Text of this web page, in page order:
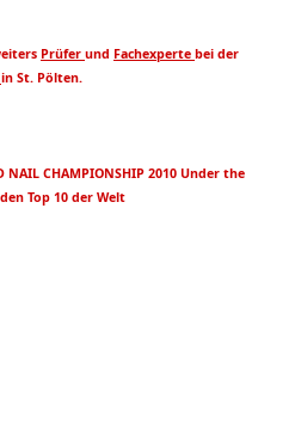
Prüfer und Fachexperte bei der
in St. Pölten.
NAIL CHAMPIONSHIP 2010 Under the
Top 10 der Welt